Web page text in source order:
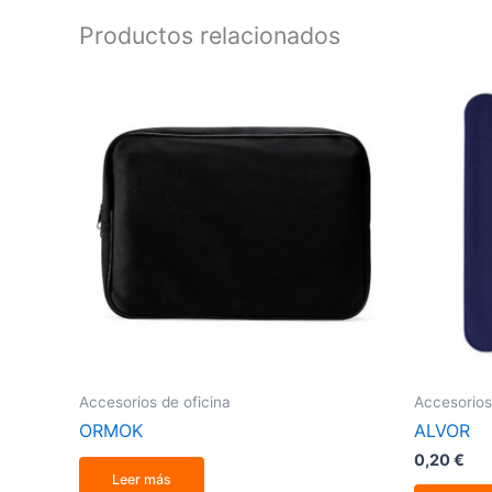
Productos relacionados
Accesorios de oficina
ORMOK
Leer más
ALVOR
0,20€